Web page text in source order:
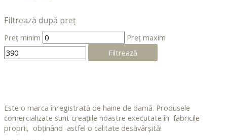
Filtrează după preț
Preț minim
Preț maxim
Filtrează
Este o marca înregistrată de haine de damă. Produsele
comercializate sunt creațiile noastre executate în fabricile
proprii, obținând astfel o calitate desăvârșită!